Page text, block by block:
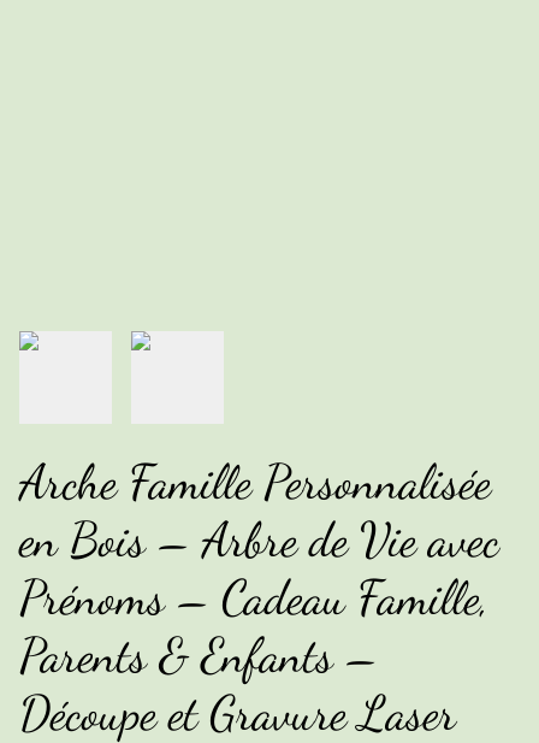
Arche Famille Personnalisée
en Bois – Arbre de Vie avec
Prénoms – Cadeau Famille,
Parents & Enfants –
Découpe et Gravure Laser